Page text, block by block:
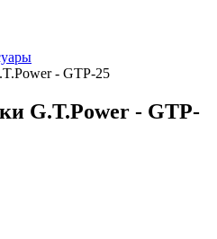
- GTP-25
G.T.Power - GTP-